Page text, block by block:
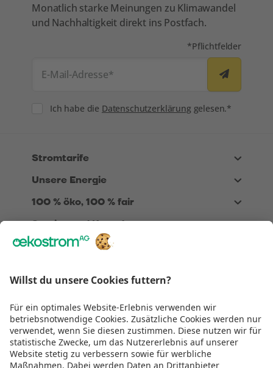
Monatlich starke Meinungen zu Klimawandel
und Nachhaltigkeit direkt ins Postfach.
Mit * markierte
*Pflichtfelder
E-Mail-Adresse*
ConsentIch habe die Datenschutzerklärunggelesen.*
Wir sind
TÜV zertifiziert
Stromtarife
Unsere Energie
100 % öko, 100 % fair
Service und Kontakt
Über Uns